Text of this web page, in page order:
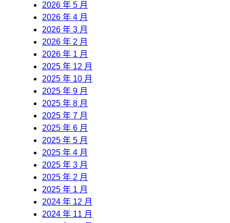
2026 年 5 月
2026 年 4 月
2026 年 3 月
2026 年 2 月
2026 年 1 月
2025 年 12 月
2025 年 10 月
2025 年 9 月
2025 年 8 月
2025 年 7 月
2025 年 6 月
2025 年 5 月
2025 年 4 月
2025 年 3 月
2025 年 2 月
2025 年 1 月
2024 年 12 月
2024 年 11 月